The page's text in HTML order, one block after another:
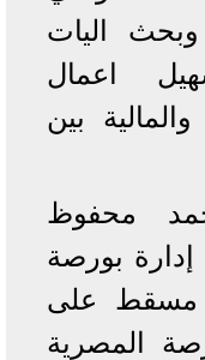
اليات
اعمال
بين
محفوظ
بورصة
على
المصرية